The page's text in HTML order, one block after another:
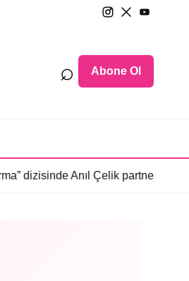
⌕ Abone Ol
Anıl Çelik partneri oldu•